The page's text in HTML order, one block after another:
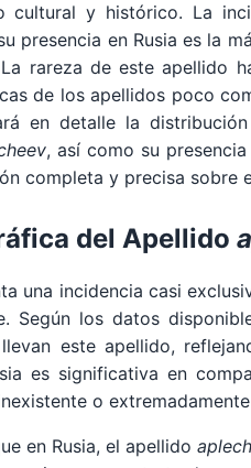
cultural y histórico. La
presencia en Rusia es la
rareza de este apellido
de los apellidos poco
en detalle la
, así como su
completa y precisa sobre
del Apellido
una incidencia casi
Según los datos
este apellido,
es significativa en
o
en Rusia, el apellido